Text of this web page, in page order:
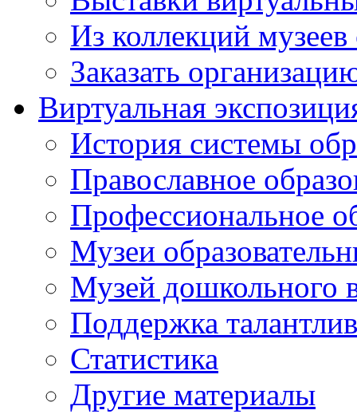
Из коллекций
Заказать
Виртуальная
История системы
Православное
Профессиональное
Музеи
Музей дошкольного
Поддержка
Статистика
Другие материалы